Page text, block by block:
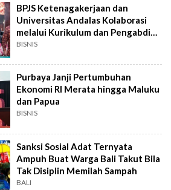
BPJS Ketenagakerjaan dan
Universitas Andalas Kolaborasi
melalui Kurikulum dan Pengabdian
Masyarakat
BISNIS
Purbaya Janji Pertumbuhan
Ekonomi RI Merata hingga Maluku
dan Papua
BISNIS
Sanksi Sosial Adat Ternyata
Ampuh Buat Warga Bali Takut Bila
Tak Disiplin Memilah Sampah
BALI